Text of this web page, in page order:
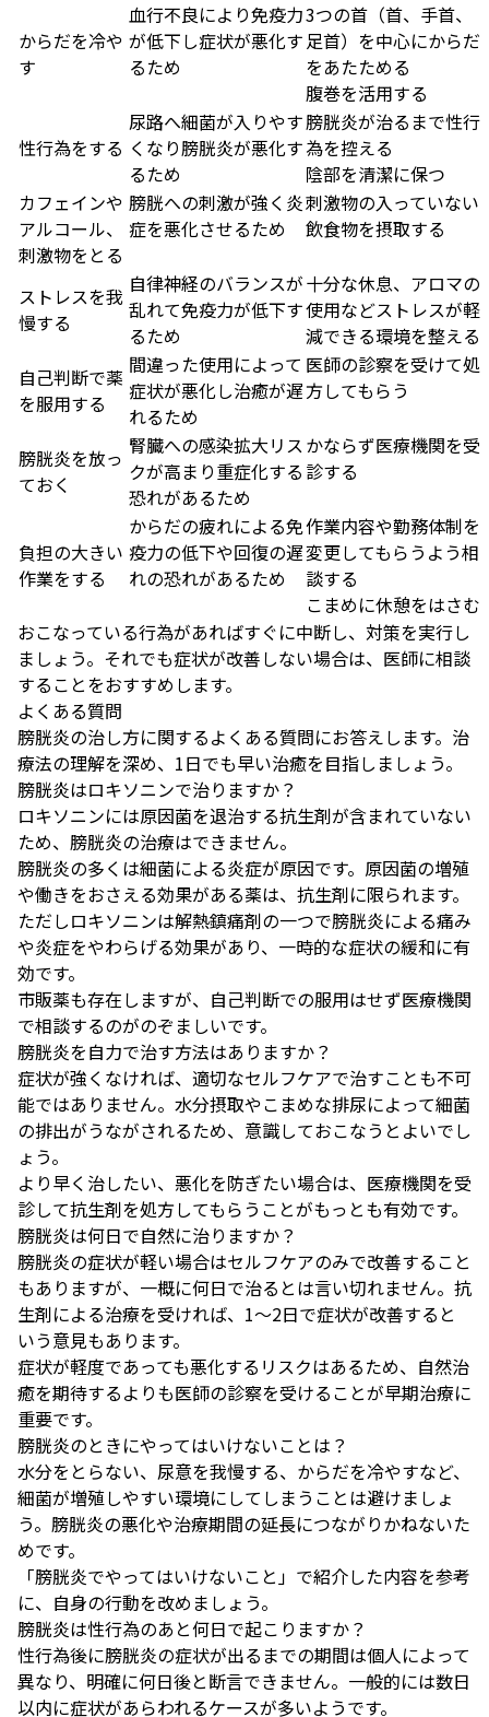
からだを冷や
す
血行不良により免疫力
が低下し症状が悪化す
るため
3つの首（首、手首、
足首）を中心にからだ
をあたためる
腹巻を活用する
性行為をする
尿路へ細菌が入りやす
くなり膀胱炎が悪化す
るため
膀胱炎が治るまで性行
為を控える
陰部を清潔に保つ
カフェインや
アルコール、
刺激物をとる
膀胱への刺激が強く炎
症を悪化させるため
刺激物の入っていない
飲食物を摂取する
ストレスを我
慢する
自律神経のバランスが
乱れて免疫力が低下す
るため
十分な休息、アロマの
使用などストレスが軽
減できる環境を整える
自己判断で薬
を服用する
間違った使用によって
症状が悪化し治癒が遅
れるため
医師の診察を受けて処
方してもらう
膀胱炎を放っ
ておく
腎臓への感染拡大リス
クが高まり重症化する
恐れがあるため
かならず医療機関を受
診する
負担の大きい
作業をする
からだの疲れによる免
疫力の低下や回復の遅
れの恐れがあるため
作業内容や勤務体制を
変更してもらうよう相
談する
こまめに休憩をはさむ
おこなっている行為があればすぐに中断し、対策を実行し
ましょう。それでも症状が改善しない場合は、医師に相談
することをおすすめします。
よくある質問
膀胱炎の治し方に関するよくある質問にお答えします。治
療法の理解を深め、1日でも早い治癒を目指しましょう。
膀胱炎はロキソニンで治りますか？
ロキソニンには原因菌を退治する抗生剤が含まれていない
ため、膀胱炎の治療はできません。
膀胱炎の多くは細菌による炎症が原因です。原因菌の増殖
や働きをおさえる効果がある薬は、抗生剤に限られます。
ただしロキソニンは解熱鎮痛剤の一つで膀胱炎による痛み
や炎症をやわらげる効果があり、一時的な症状の緩和に有
効です。
市販薬も存在しますが、自己判断での服用はせず医療機関
で相談するのがのぞましいです。
膀胱炎を自力で治す方法はありますか？
症状が強くなければ、適切なセルフケアで治すことも不可
能ではありません。水分摂取やこまめな排尿によって細菌
の排出がうながされるため、意識しておこなうとよいでし
ょう。
より早く治したい、悪化を防ぎたい場合は、医療機関を受
診して抗生剤を処方してもらうことがもっとも有効です。
膀胱炎は何日で自然に治りますか？
膀胱炎の症状が軽い場合はセルフケアのみで改善すること
もありますが、一概に何日で治るとは言い切れません。抗
生剤による治療を受ければ、1〜2日で症状が改善すると
いう意見もあります。
症状が軽度であっても悪化するリスクはあるため、自然治
癒を期待するよりも医師の診察を受けることが早期治療に
重要です。
膀胱炎のときにやってはいけないことは？
水分をとらない、尿意を我慢する、からだを冷やすなど、
細菌が増殖しやすい環境にしてしまうことは避けましょ
う。膀胱炎の悪化や治療期間の延長につながりかねないた
めです。
「膀胱炎でやってはいけないこと」で紹介した内容を参考
に、自身の行動を改めましょう。
膀胱炎は性行為のあと何日で起こりますか？
性行為後に膀胱炎の症状が出るまでの期間は個人によって
異なり、明確に何日後と断言できません。一般的には数日
以内に症状があらわれるケースが多いようです。